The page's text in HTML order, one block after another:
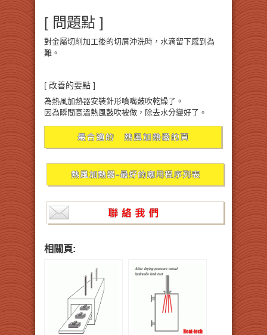
[ 問題點 ]
對金屬切削加工後的切屑沖洗時，水滴留下感到為
難。
[ 改善的要點 ]
為熱風加熱器安裝針形噴嘴鼓吹乾燥了。
因為瞬間高溫熱風鼓吹被做，除去水分變好了。
相關頁: